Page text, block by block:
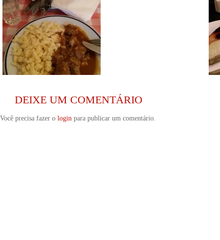
DEIXE UM COMENTÁRIO
Você precisa fazer o login para publicar um comentário.